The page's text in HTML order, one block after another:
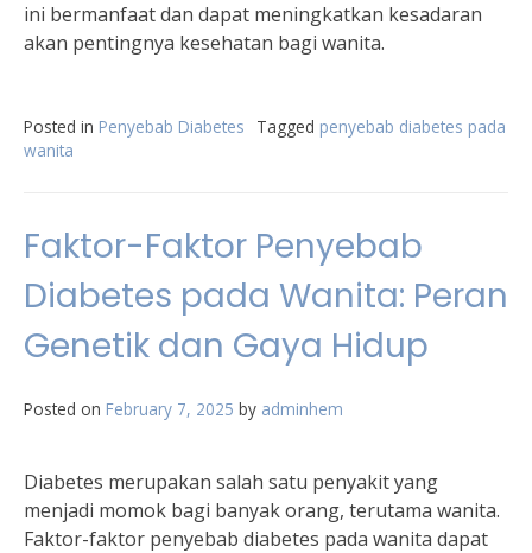
ini bermanfaat dan dapat meningkatkan kesadaran
akan pentingnya kesehatan bagi wanita.
Posted in Penyebab Diabetes Tagged penyebab diabetes pada
wanita
Faktor-Faktor Penyebab
Diabetes pada Wanita: Peran
Genetik dan Gaya Hidup
Posted on February 7, 2025 by adminhem
Diabetes merupakan salah satu penyakit yang
menjadi momok bagi banyak orang, terutama wanita.
Faktor-faktor penyebab diabetes pada wanita dapat